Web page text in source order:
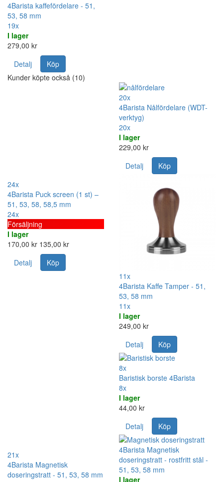
4Barista kaffefördelare - 51,
53, 58 mm
19x
I lager
279,00 kr
Detalj
Köp
Kunder köpte också (10)
24x
4Barista Puck screen (1 st) –
51, 53, 58, 58,5 mm
24x
Försäljning
I lager
170,00 kr 135,00 kr
Detalj
Köp
20x
4Barista Nålfördelare (WDT-
verktyg)
20x
I lager
229,00 kr
Detalj
Köp
11x
4Barista Kaffe Tamper - 51,
53, 58 mm
11x
I lager
249,00 kr
Detalj
Köp
21x
4Barista Magnetisk
doseringstratt - 51, 53, 58 mm
8x
Baristisk borste 4Barista
8x
I lager
44,00 kr
Detalj
Köp
4Barista Magnetisk
doseringstratt - rostfritt stål -
51, 53, 58 mm
I lager